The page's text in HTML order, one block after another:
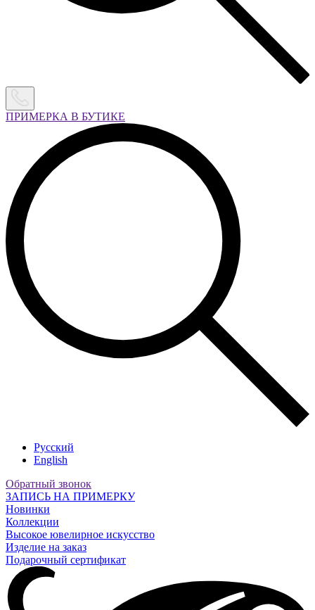
ПРИМЕРКА В БУТИКЕ
Русский
English
Обратный звонок
ЗАПИСЬ НА ПРИМЕРКУ
Новинки
Коллекции
Высокое ювелирное искусство
Изделие на заказ
Подарочный сертификат